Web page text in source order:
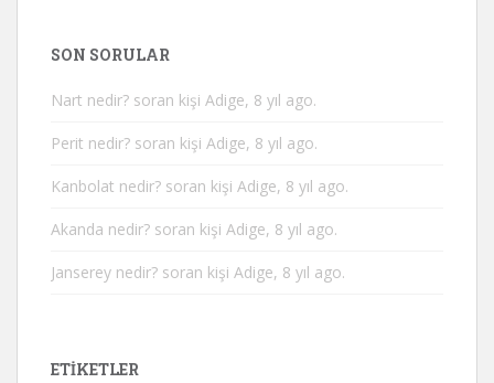
SON SORULAR
Nart nedir? soran kişi Adige, 8 yıl ago.
Perit nedir? soran kişi Adige, 8 yıl ago.
Kanbolat nedir? soran kişi Adige, 8 yıl ago.
Akanda nedir? soran kişi Adige, 8 yıl ago.
Janserey nedir? soran kişi Adige, 8 yıl ago.
ETIKETLER